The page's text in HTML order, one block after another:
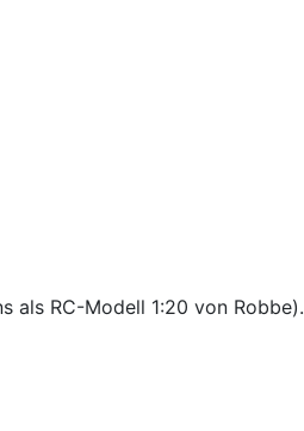
als RC-Modell 1:20 von Robbe).